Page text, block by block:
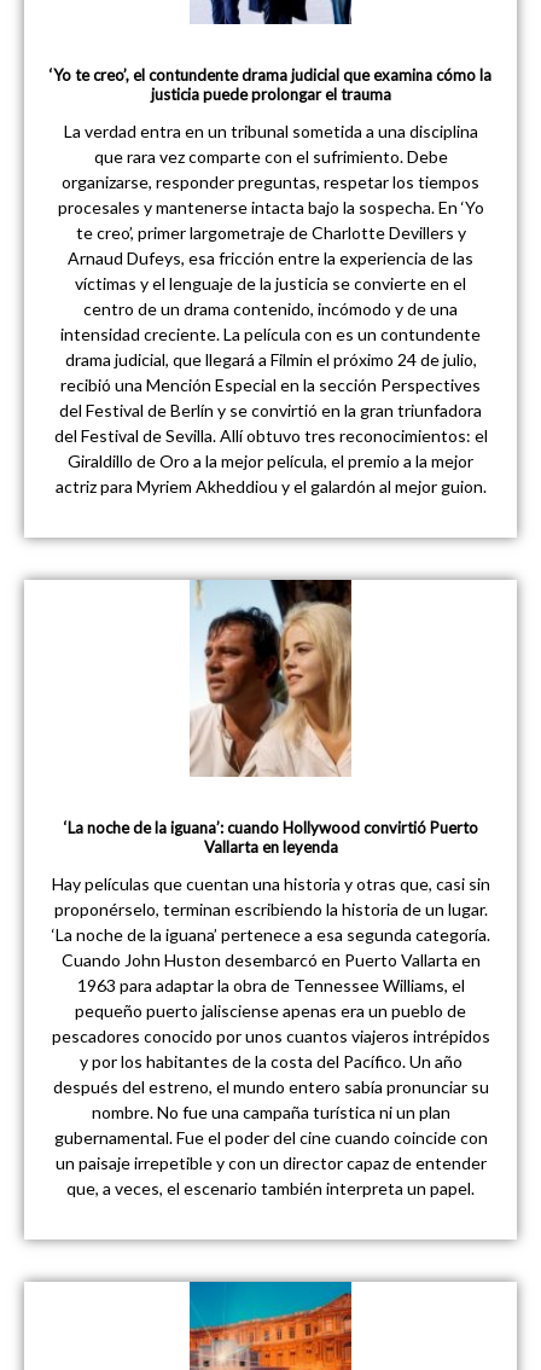
‘Yo te creo’, el contundente drama judicial que examina cómo la
justicia puede prolongar el trauma
La verdad entra en un tribunal sometida a una disciplina
que rara vez comparte con el sufrimiento. Debe
organizarse, responder preguntas, respetar los tiempos
procesales y mantenerse intacta bajo la sospecha. En ‘Yo
te creo’, primer largometraje de Charlotte Devillers y
Arnaud Dufeys, esa fricción entre la experiencia de las
víctimas y el lenguaje de la justicia se convierte en el
centro de un drama contenido, incómodo y de una
intensidad creciente. La película con es un contundente
drama judicial, que llegará a Filmin el próximo 24 de julio,
recibió una Mención Especial en la sección Perspectives
del Festival de Berlín y se convirtió en la gran triunfadora
del Festival de Sevilla. Allí obtuvo tres reconocimientos: el
Giraldillo de Oro a la mejor película, el premio a la mejor
actriz para Myriem Akheddiou y el galardón al mejor guion.
‘La noche de la iguana’: cuando Hollywood convirtió Puerto
Vallarta en leyenda
Hay películas que cuentan una historia y otras que, casi sin
proponérselo, terminan escribiendo la historia de un lugar.
‘La noche de la iguana’ pertenece a esa segunda categoría.
Cuando John Huston desembarcó en Puerto Vallarta en
1963 para adaptar la obra de Tennessee Williams, el
pequeño puerto jalisciense apenas era un pueblo de
pescadores conocido por unos cuantos viajeros intrépidos
y por los habitantes de la costa del Pacífico. Un año
después del estreno, el mundo entero sabía pronunciar su
nombre. No fue una campaña turística ni un plan
gubernamental. Fue el poder del cine cuando coincide con
un paisaje irrepetible y con un director capaz de entender
que, a veces, el escenario también interpreta un papel.